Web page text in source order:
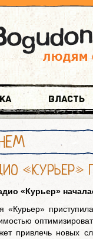
Власть
«Курьер»
«Курьер»
привлечь новых